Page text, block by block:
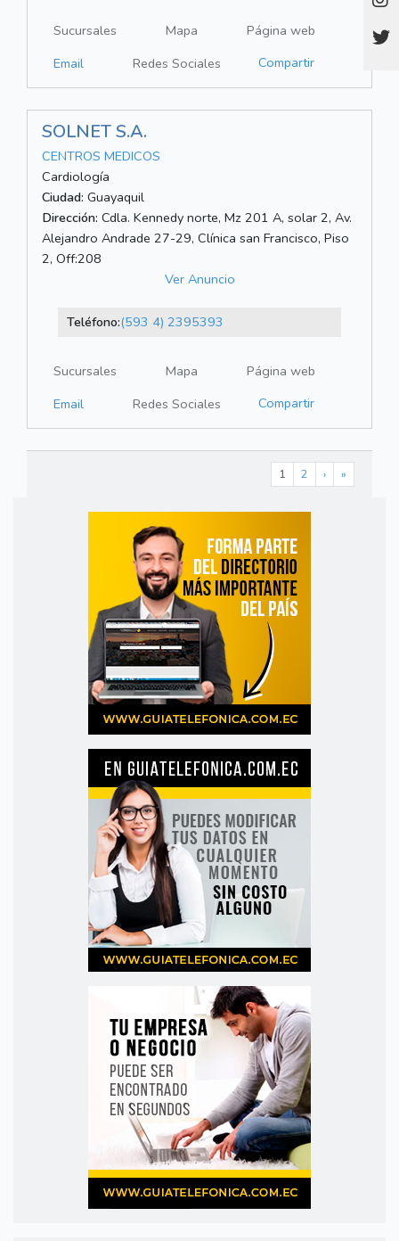
Sucursales Mapa
Página web
Email
Redes Sociales Compartir
SOLNET S.A.
CENTROS MEDICOS
Cardiología
Ciudad: Guayaquil
Dirección: Cdla. Kennedy norte, Mz 201 A, solar 2, Av.
Alejandro Andrade 27-29, Clínica san Francisco, Piso
2, Off:208
Ver Anuncio
Teléfono:(593 4) 2395393
Sucursales Mapa
Página web
Email
Redes Sociales Compartir
1 2 › »